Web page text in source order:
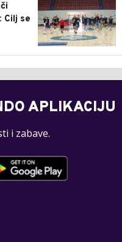
Cilj se
APLIKACIJU
i zabave.